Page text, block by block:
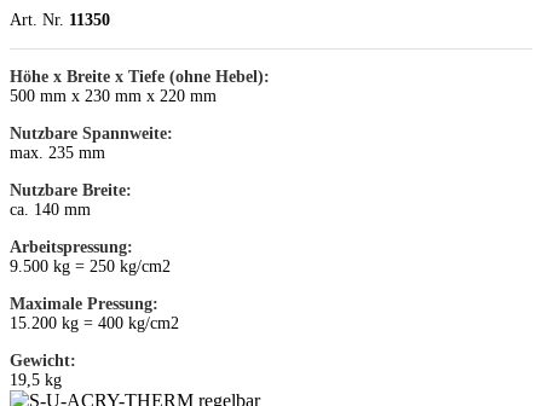
Art. Nr. 11350
Höhe x Breite x Tiefe (ohne Hebel):
500 mm x 230 mm x 220 mm
Nutzbare Spannweite:
max. 235 mm
Nutzbare Breite:
ca. 140 mm
Arbeitspressung:
9.500 kg = 250 kg/cm2
Maximale Pressung:
15.200 kg = 400 kg/cm2
Gewicht:
19,5 kg